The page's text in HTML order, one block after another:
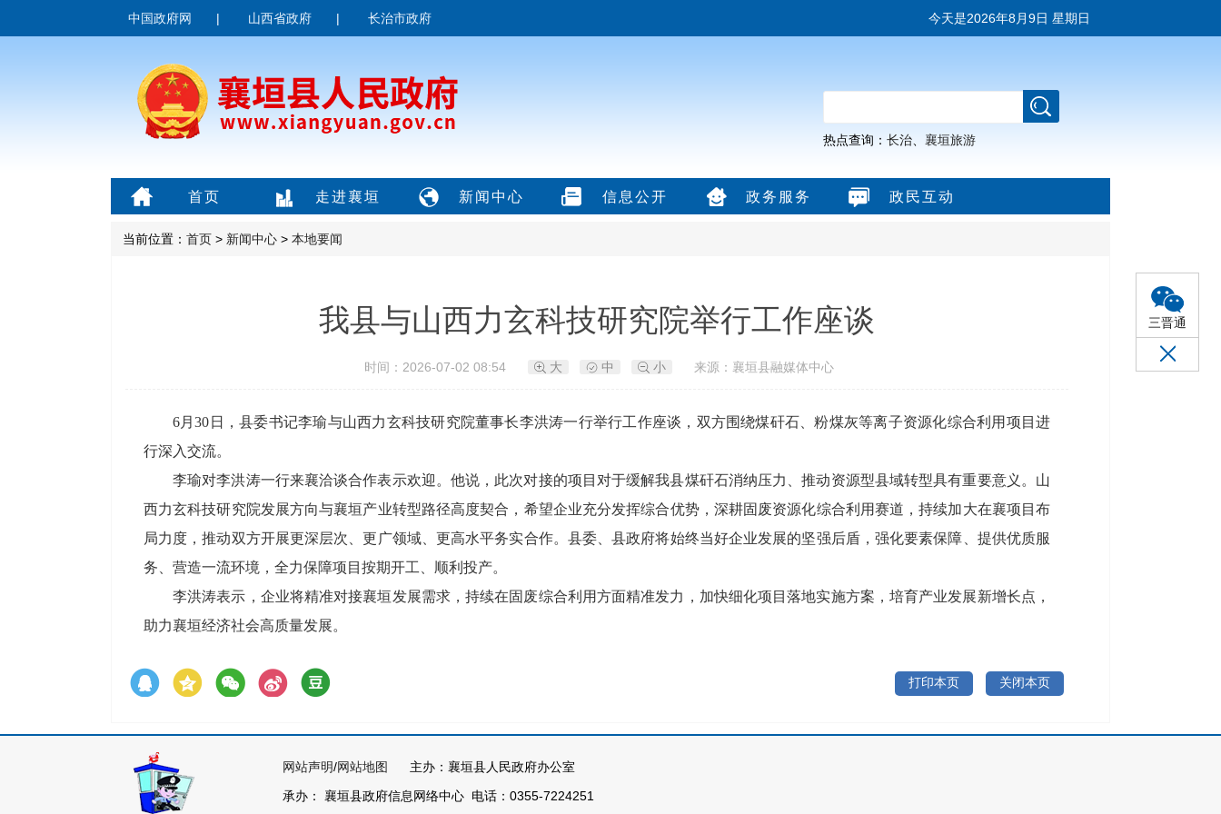
三晋通
中国政府网 | 山西省政府 | 长治市政府 今天是2026年8月9日 星期日
热点查询： 长治 襄垣旅游
首页 走进襄垣 新闻中心 信息公开 政务服务 政民互动
当前位置： 首页 > 新闻中心 > 本地要闻
我县与山西力玄科技研究院举行工作座谈
时间：2026-07-02 08:54 大 中 小 来源：襄垣县融媒体中心
6月30日，县委书记李瑜与山西力玄科技研究院董事长李洪涛一行举行工作座谈，双方围绕煤矸石、粉煤灰等离子资源化综合利用项目进
行深入交流。
李瑜对李洪涛一行来襄洽谈合作表示欢迎。他说，此次对接的项目对于缓解我县煤矸石消纳压力、推动资源型县域转型具有重要意义。山
西力玄科技研究院发展方向与襄垣产业转型路径高度契合，希望企业充分发挥综合优势，深耕固废资源化综合利用赛道，持续加大在襄项目布
局力度，推动双方开展更深层次、更广领域、更高水平务实合作。县委、县政府将始终当好企业发展的坚强后盾，强化要素保障、提供优质服
务、营造一流环境，全力保障项目按期开工、顺利投产。
李洪涛表示，企业将精准对接襄垣发展需求，持续在固废综合利用方面精准发力，加快细化项目落地实施方案，培育产业发展新增长点，
助力襄垣经济社会高质量发展。
打印本页 关闭本页
网站声明/网站地图
主办：襄垣县人民政府办公室
承办： 襄垣县政府信息网络中心 电话：0355-7224251